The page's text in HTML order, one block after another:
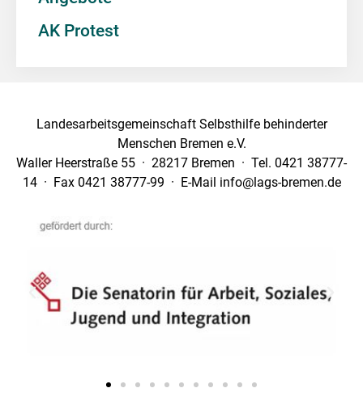
AK Protest
Landesarbeitsgemeinschaft Selbsthilfe behinderter
Menschen Bremen e.V.
Waller Heerstraße 55 · 28217 Bremen · Tel. 0421 38777-
14 · Fax 0421 38777-99 · E-Mail info@lags-bremen.de